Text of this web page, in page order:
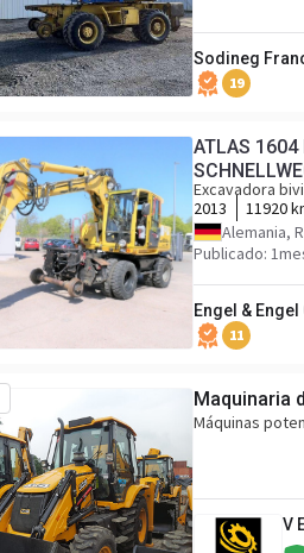
Sodineg
19
ATLAS
Excavadora
2013
11920
Alemania,
Publicado:
Engel & Engel
11
Maquinaria
Máquinas
V